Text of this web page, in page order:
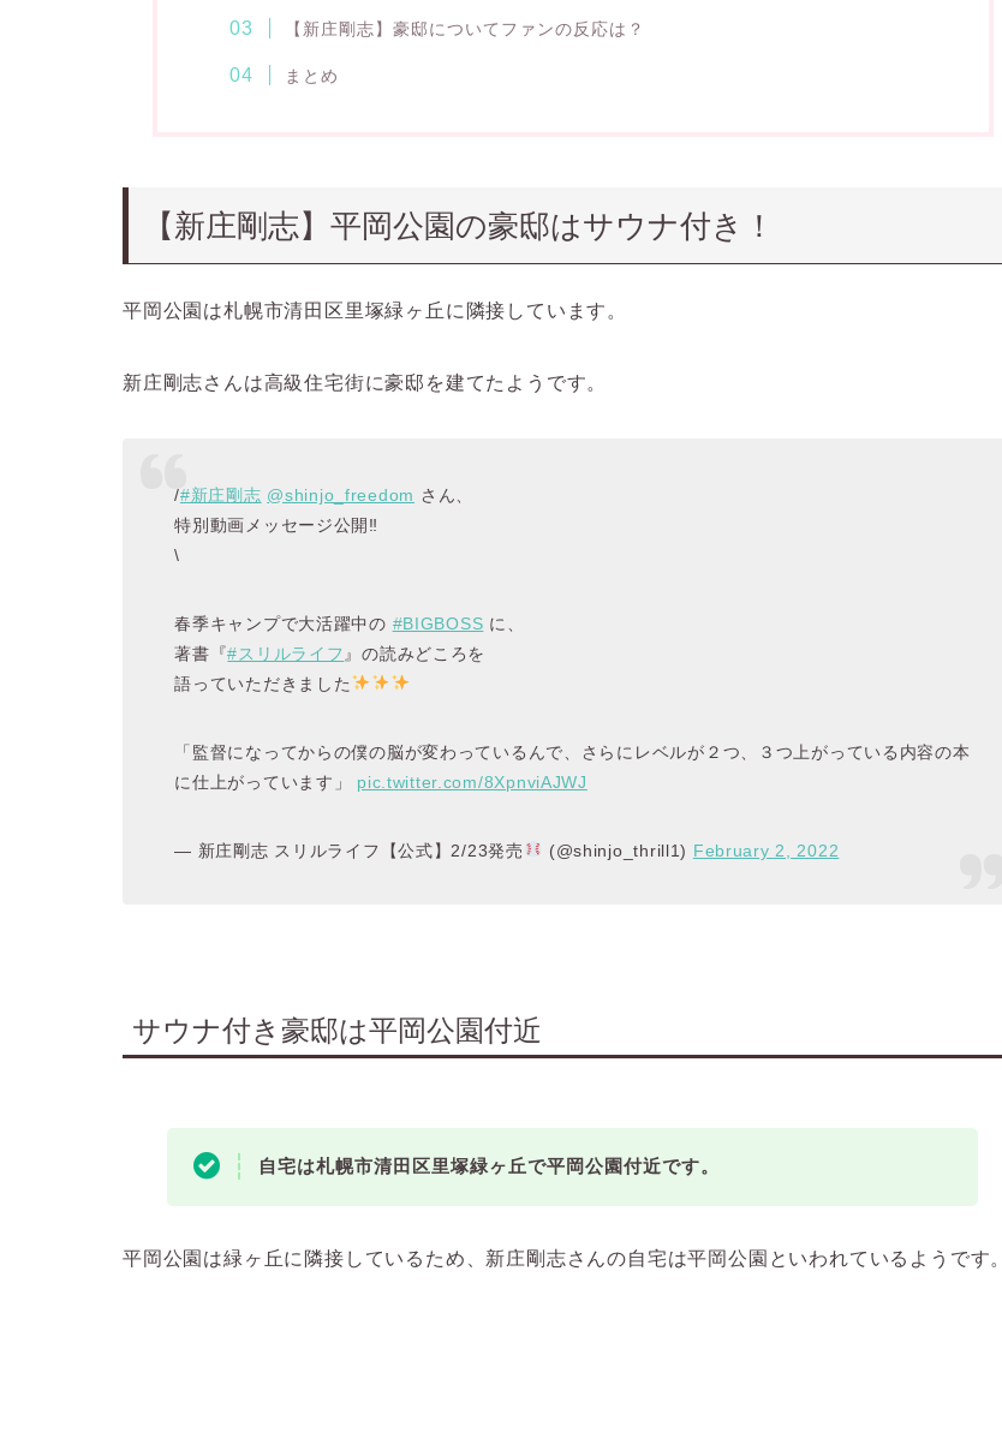
【新庄剛志】豪邸についてファンの反応は？
まとめ
【新庄剛志】平岡公園の豪邸はサウナ付き！
平岡公園は札幌市清田区里塚緑ヶ丘に隣接しています。
新庄剛志さんは高級住宅街に豪邸を建てたようです。
/#新庄剛志 @shinjo_freedom さん、
特別動画メッセージ公開‼
\
春季キャンプで大活躍中の #BIGBOSS に、
著書『#スリルライフ 』の読みどころを
語っていただきました
「監督になってからの僕の脳が変わっているんで、さらにレベルが２つ、３つ上がっている内容の本
に仕上がっています」 pic.twitter.com/8XpnviAJWJ
— 新庄剛志 スリルライフ【公式】2/23発売 (@shinjo_thrill1) February 2, 2022
サウナ付き豪邸は平岡公園付近
自宅は札幌市清田区里塚緑ヶ丘で平岡公園付近です。
平岡公園は緑ヶ丘に隣接しているため、新庄剛志さんの自宅は平岡公園といわれているようです。